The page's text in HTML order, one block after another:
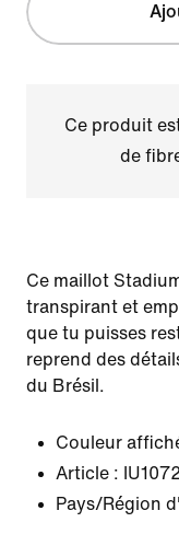
Ce produit
de
Ce maillot
transpirant et
que tu puisses
reprend des
du Brésil.
Couleur
Article :
Pays/Région